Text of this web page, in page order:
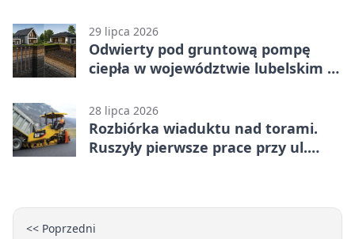
29 lipca 2026
Odwierty pod gruntową pompę
ciepła w województwie lubelskim -
28 lipca 2026
Rozbiórka wiaduktu nad torami.
Ruszyły pierwsze prace przy ul.
<< Poprzedni